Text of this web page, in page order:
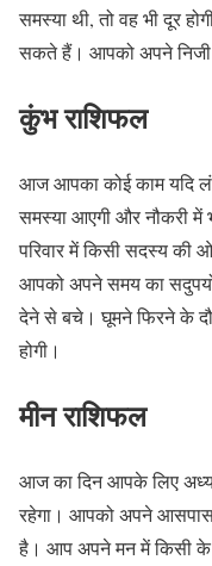
समस्या थी, तो वह भी दूर
सकते हैं। आपको अपने निजी
कुंभ राशिफल
आज आपका कोई काम यदि
समस्या आएगी और नौकरी
परिवार में किसी सदस्य की
आपको अपने समय का
देने से बचे। घूमने फिरने के
होगी।
मीन राशिफल
आज का दिन आपके लिए
रहेगा। आपको अपने
है। आप अपने मन में किसी के